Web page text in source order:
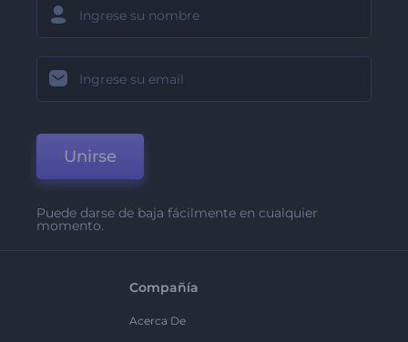
Unirse
Puede darse de baja fácilmente en cualquier
momento.
Compañía
Acerca De